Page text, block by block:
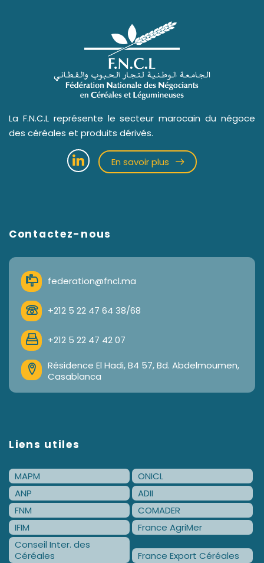
La F.N.C.L représente le secteur marocain du négoce
des céréales et produits dérivés.
En savoir plus
Contactez-nous
federation@fncl.ma
+212 5 22 47 64 38/68
+212 5 22 47 42 07
Résidence El Hadi, B4 57, Bd. Abdelmoumen,
Casablanca
Liens utiles
MAPM
ONICL
ANP
ADII
FNM
COMADER
IFIM
France AgriMer
Conseil Inter. des
Céréales
France Export Céréales